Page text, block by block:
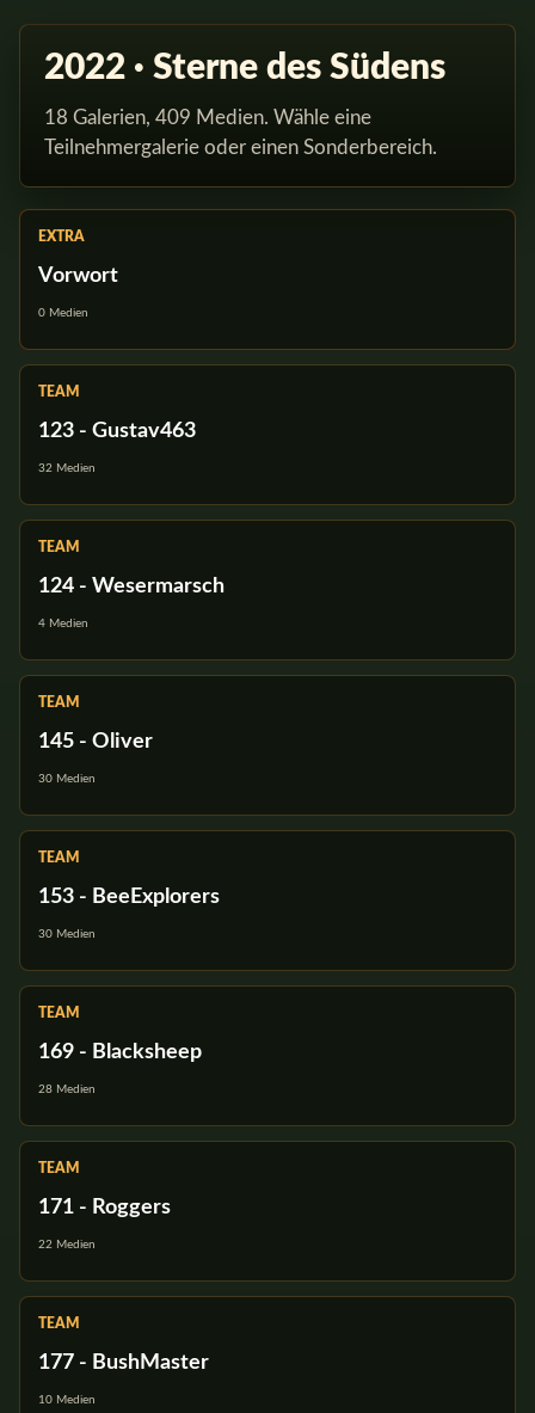
2022 · Sterne des Südens
18 Galerien, 409 Medien. Wähle eine
Teilnehmergalerie oder einen Sonderbereich.
EXTRA
Vorwort
0 Medien
TEAM
123 - Gustav463
32 Medien
TEAM
124 - Wesermarsch
4 Medien
TEAM
145 - Oliver
30 Medien
TEAM
153 - BeeExplorers
30 Medien
TEAM
169 - Blacksheep
28 Medien
TEAM
171 - Roggers
22 Medien
TEAM
177 - BushMaster
10 Medien